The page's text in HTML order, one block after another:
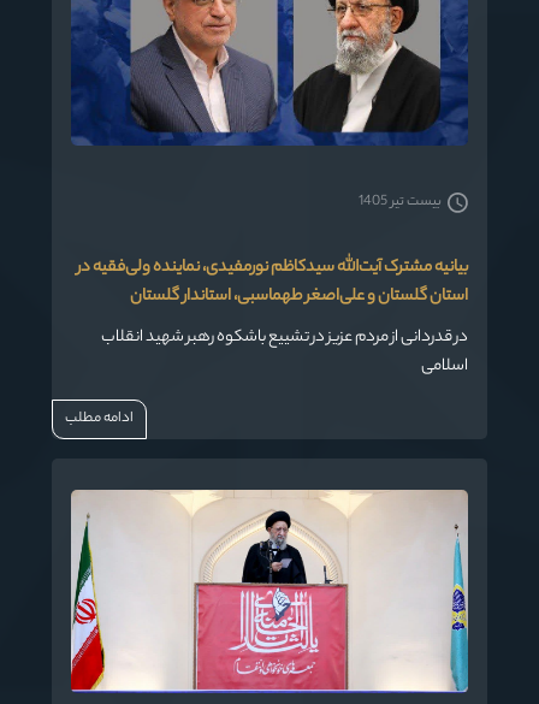
بیانیه مشترک آیت‌الله سیدکاظم نورمفیدی، نماینده ولی‌فقیه در
استان گلستان و علی‌اصغر طهماسبی، استاندار گلستان
در قدردانی از مردم عزیز در تشییع باشکوه رهبر شهید انقلاب
اسلامی
بیست تیر 1405
ادامه مطلب